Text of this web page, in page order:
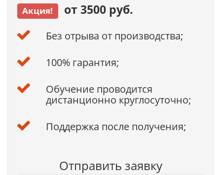
Акция! от 3500 руб.
Без отрыва от производства;
100% гарантия;
Обучение проводится
дистанционно круглосуточно;
Поддержка после получения;
Отправить заявку